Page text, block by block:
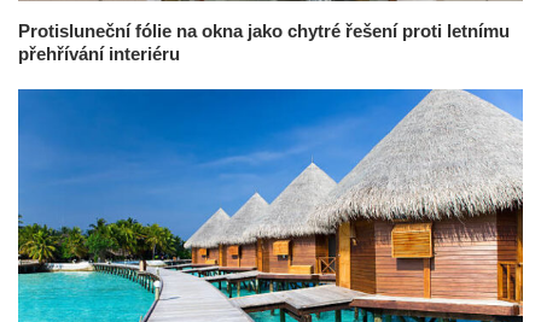
Protisluneční fólie na okna jako chytré řešení proti letnímu
přehřívání interiéru